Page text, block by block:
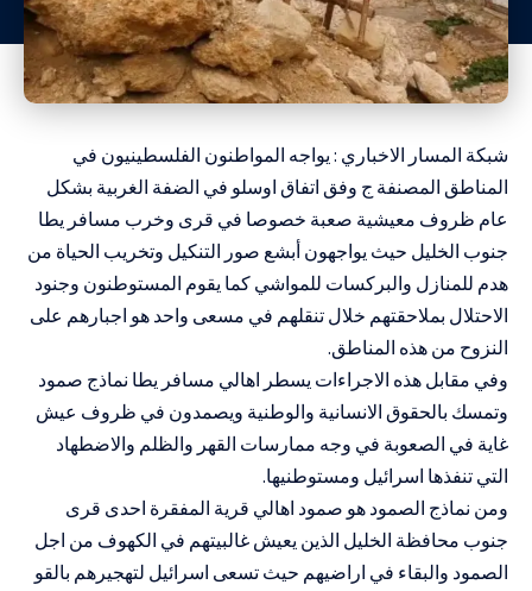
شبكة المسار الاخباري : يواجه المواطنون الفلسطينيون في
المناطق المصنفة ج وفق اتفاق اوسلو في الضفة الغربية بشكل
عام ظروف معيشية صعبة خصوصا في قرى وخرب مسافر يطا
جنوب الخليل حيث يواجهون أبشع صور التنكيل وتخريب الحياة من
هدم للمنازل والبركسات للمواشي كما يقوم المستوطنون وجنود
الاحتلال بملاحقتهم خلال تنقلهم في مسعى واحد هو اجبارهم على
النزوح من هذه المناطق.
وفي مقابل هذه الاجراءات يسطر اهالي مسافر يطا نماذج صمود
وتمسك بالحقوق الانسانية والوطنية ويصمدون في ظروف عيش
غاية في الصعوبة في وجه ممارسات القهر والظلم والاضطهاد
التي تنفذها اسرائيل ومستوطنيها.
ومن نماذج الصمود هو صمود اهالي قرية المفقرة احدى قرى
جنوب محافظة الخليل الذين يعيش غالبيتهم في الكهوف من اجل
الصمود والبقاء في اراضيهم حيث تسعى اسرائيل لتهجيرهم بالقو